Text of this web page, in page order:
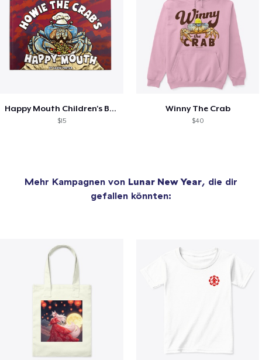
Happy Mouth Children's Book
$15
Winny The Crab
$40
Mehr Kampagnen von Lunar New Year, die dir
gefallen könnten: